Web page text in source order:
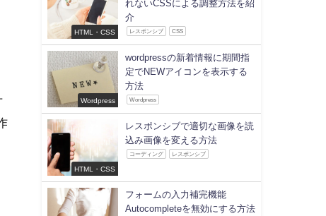
HTML・CSS
れないCSSによる調整方法を紹
介
レスポンシブ CSS
Wordpress
wordpressの新着情報に期間指
定でNEWアイコンを表示する
方法
Wordpress
HTML・CSS
レスポンシブで適切な画像を読
込み画像を変える方法
コーディング レスポンシブ
フォームの入力補完機能
Autocompleteを無効にする方法